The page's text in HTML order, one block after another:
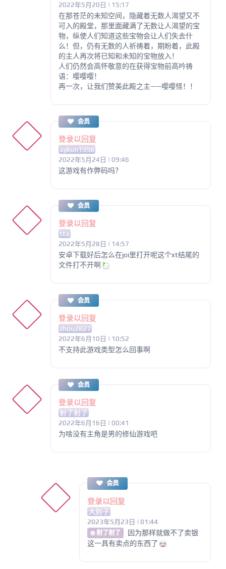
2022年5月20日 | 15:17
在那苍茫的未知空间，隐藏着无数人渴望又不
可入的殿堂，那里面藏满了无数让人渴望的宝
物，纵使人们知道这些宝物会让人们失去什
么！但，仍有无数的人祈祷着，期盼着，此殿
的主人再次将已知和未知的宝物放入！
人们仍然会高怀敬意的在获得宝物前高吟祷
语：嘤嘤嘤！
再一次，让我们赞美此殿之主——嘤嘤怪！！
会员
登录以回复
aykun1998
2022年5月24日 | 09:46
这游戏有作弊码吗？
会员
登录以回复
tta
2022年5月28日 | 14:57
安卓下载好后怎么在joi里打开呢这个xt结尾的
文件打不开啊
会员
登录以回复
zhou2827
2022年6月10日 | 10:52
不支持此游戏类型怎么回事啊
会员
登录以回复
射了射了
2022年6月16日 | 00:41
为啥没有主角是男的修仙游戏吧
会员
登录以回复
大肘子
2023年5月23日 | 01:44
@ 射了射了
因为那样就做不了卖银
这一具有卖点的东西了